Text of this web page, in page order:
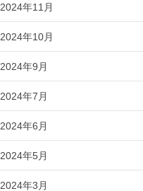
2024年11月
2024年10月
2024年9月
2024年7月
2024年6月
2024年5月
2024年3月